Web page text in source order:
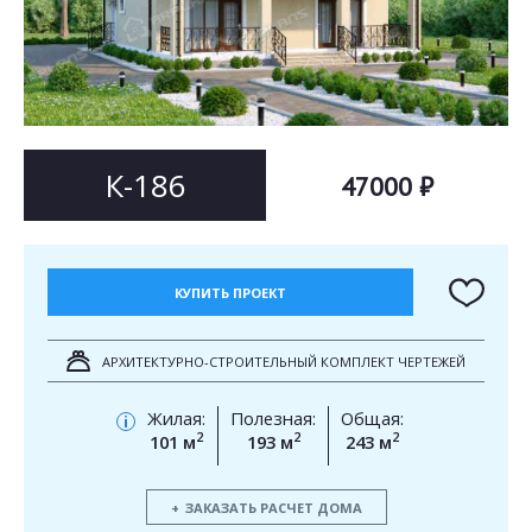
К-186 47000 ₽
КУПИТЬ ПРОЕКТ
АРХИТЕКТУРНО-СТРОИТЕЛЬНЫЙ КОМПЛЕКТ ЧЕРТЕЖЕЙ
i
Жилая:
101 м2
Полезная:
193 м2
Общая:
243 м2
ЗАКАЗАТЬ РАСЧЕТ ДОМА
Согласен на обработку персональных данных
ОТПРАВИТЬ
Согласен на обработку персональных данных
This site is protected by reCAPTCHA and the GooglePrivacy PolicyandTerms of Service
apply.